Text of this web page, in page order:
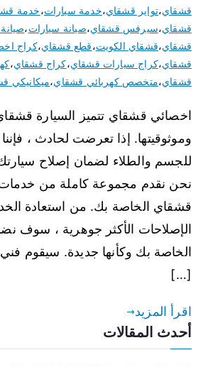
قشقاي،تواير قشقاي،خدمة سيارات،خدمة
قشقاي،سيرفس قشقاي،صيانة سيارات،
قشقاي،قشقاي الكويت،قطع قشقاي،كراج
قشقاي،كراج سيارات قشقاي،كراج قشقاي،
قشقاي،متخصص كهربائي قشقاي،ميكانيكي
اخصائي قشقاي تتميز السيارة
وموثوقيتها. إذا تعرضت لحادث ،
للجسم والطلاء لضمان إصلاح
نحن نقدم مجموعة كاملة من خدمات
قشقاي الخاصة بك. من استعادة
الإصلاحات الأكثر جوهرية ، سوف
الخاصة بك وكأنها جديدة. سيقوم
[…]
اقرأ المزيد
أحدث المقالات